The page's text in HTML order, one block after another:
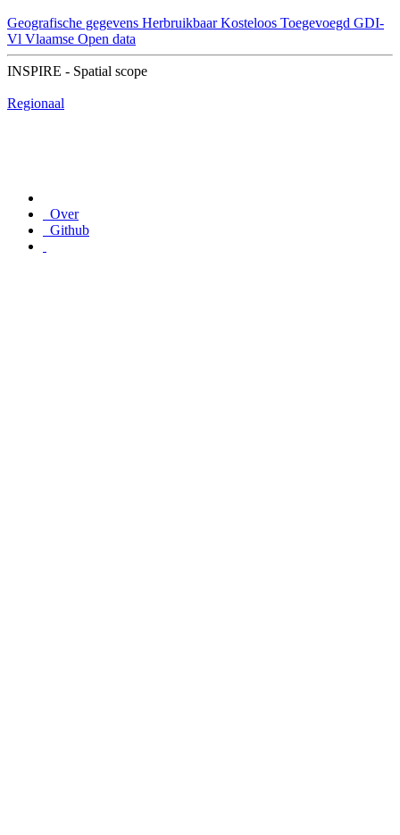
Geografische gegevens Herbruikbaar Kosteloos Toegevoegd GDI-
Vl Vlaamse Open data
INSPIRE - Spatial scope
Regionaal
Over
Github